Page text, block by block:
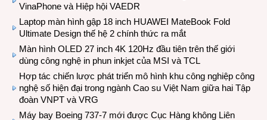
VinaPhone và Hiệp hội VAEDR
Laptop màn hình gập 18 inch HUAWEI MateBook Fold
Ultimate Design thế hệ 2 chính thức ra mắt
Màn hình OLED 27 inch 4K 120Hz đầu tiên trên thế giới
dùng công nghệ in phun inkjet của MSI và TCL
Hợp tác chiến lược phát triển mô hình khu công nghiệp công
nghệ số hiện đại trong ngành Cao su Việt Nam giữa hai Tập
đoàn VNPT và VRG
Máy bay Boeing 737-7 mới được Cục Hàng không Liên